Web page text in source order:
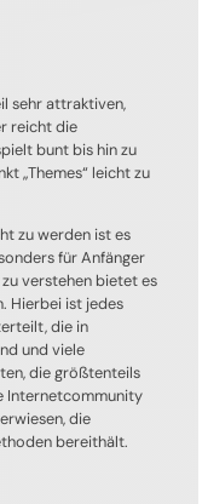
sehr attraktiven,
reicht die
bunt bis hin zu
„Themes“ leicht zu
zu werden ist es
für Anfänger
verstehen bietet es
Hierbei ist jedes
die in
und viele
die größtenteils
Internetcommunity
die
bereithält.